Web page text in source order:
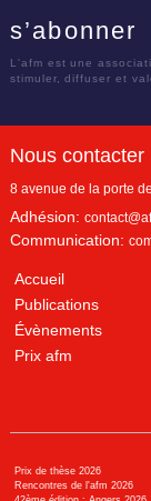
s’abonner
L'afm est une
stimuler, diffuser et
Nous contacter
8 avenue de la porte
Adhésion:
Communication:
Accueil
Publications
Évènements
Prix afm
Prix de thèse 2026
Rencontres de l'afm 2026